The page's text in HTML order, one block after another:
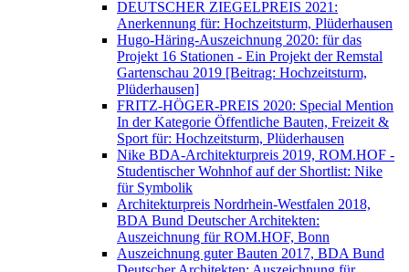
DEUTSCHER ZIEGELPREIS 2021:
Anerkennung für: Hochzeitsturm, Plüderhausen
Hugo-Häring-Auszeichnung 2020: für das
Projekt 16 Stationen - Ein Projekt der Remstal
Gartenschau 2019 [Beitrag: Hochzeitsturm,
Plüderhausen]
FRITZ-HÖGER-PREIS 2020: Special Mention
In der Kategorie Öffentliche Bauten, Freizeit &
Sport für: Hochzeitsturm, Plüderhausen
Nike BDA-Architekturpreis 2019, ROM.HOF -
Studentischer Wohnhof auf der Shortlist: Nike
für Symbolik
Architekturpreis Nordrhein-Westfalen 2018,
BDA Bund Deutscher Architekten:
Auszeichnung für ROM.HOF, Bonn
Auszeichnung guter Bauten 2017, BDA Bund